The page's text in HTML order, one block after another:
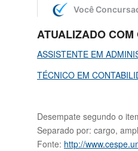
ATUALIZADO COM
ASSISTENTE EM
TÉCNICO EM
Desempate segundo o
Separado por: cargo,
Fonte: http://